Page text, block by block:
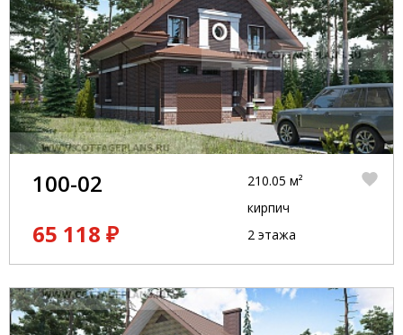
100-02
65 118 ₽
210.05 м²
кирпич
2 этажа